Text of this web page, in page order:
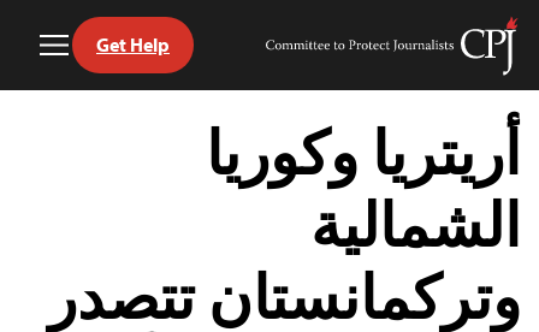
Skip
content
Committee
Journalists
Get Help
أريتريا وكوريا
الشمالية
وتركمانستان تتصدر